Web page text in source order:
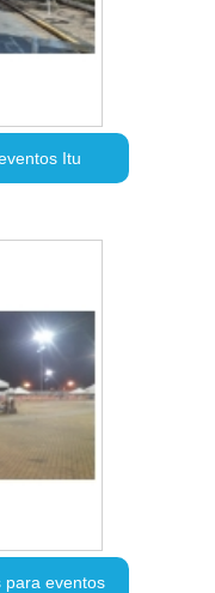
Itu
para eventos